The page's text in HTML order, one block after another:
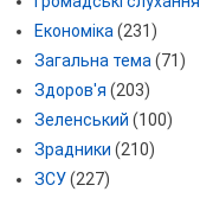
Економіка(231)
Загальна тема(71)
Здоров'я (203)
Зеленський (100)
Зрадники (210)
ЗСУ(227)